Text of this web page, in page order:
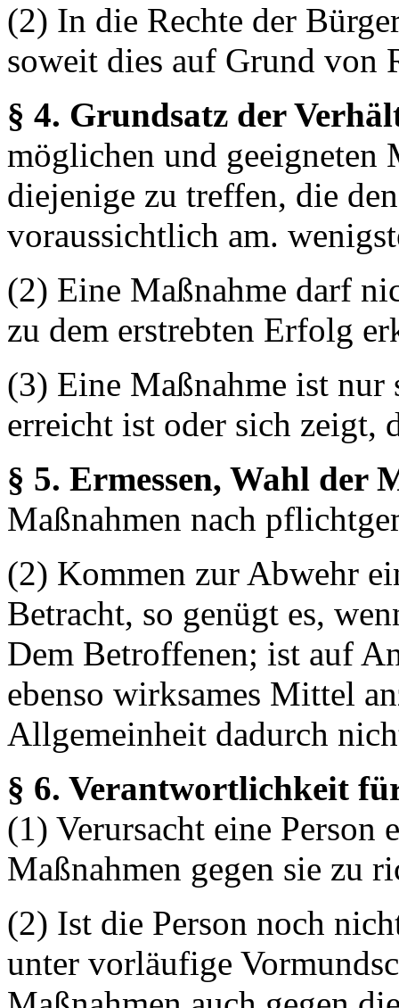
(2) In die Rechte der
soweit dies auf Grund von
§ 4. Grundsatz der
möglichen und geeigneten
diejenige zu treffen, die
voraussichtlich am.
(2) Eine Maßnahme darf
zu dem erstrebten Erfolg
(3) Eine Maßnahme ist
erreicht ist oder sich zeigt,
§ 5. Ermessen, Wahl der
Maßnahmen nach
(2) Kommen zur Abwehr
Betracht, so genügt es,
Dem Betroffenen; ist auf
ebenso wirksames Mittel
Allgemeinheit dadurch
§ 6. Verantwortlichkeit
(1) Verursacht eine Person
Maßnahmen gegen sie zu
(2) Ist die Person noch
unter vorläufige